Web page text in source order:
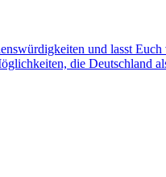
und lasst
die Deutschland